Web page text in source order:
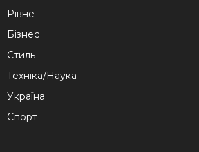
Рівне
Бізнес
Стиль
Техніка/Наука
Україна
Спорт